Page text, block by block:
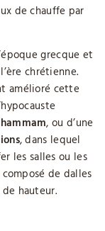
de chauffe par
grecque et
chrétienne.
amélioré cette
, ou d’une
, dans lequel
les salles ou les
de dalles
hauteur.